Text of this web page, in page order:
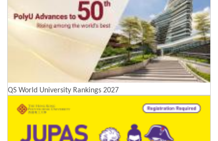
QS World University Rankings 2027